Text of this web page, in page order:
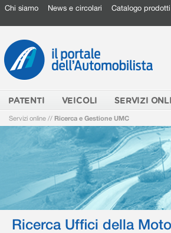
Chi siamo News e circolari Catalogo prodotti
PATENTI VEICOLI SERVIZI
Servizi online // Ricerca e Gestione UMC
Ricerca Uffici della